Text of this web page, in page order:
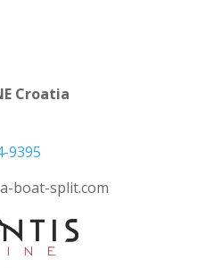
Croatia
9395
boat-split.com